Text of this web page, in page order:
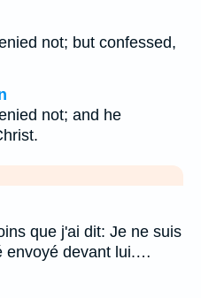
not; but confessed,
not; and he
que j'ai dit: Je ne suis
envoyé devant lui.…